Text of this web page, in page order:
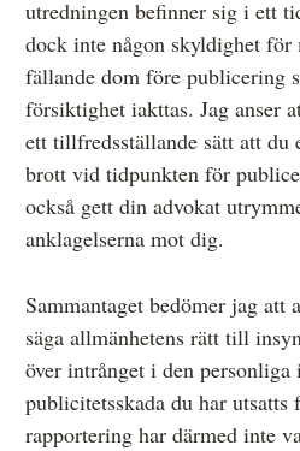
utredningen befinner sig i ett
dock inte någon skyldighet för
fällande dom före publicering
försiktighet iakttas. Jag anser
ett tillfredsställande sätt att du
brott vid tidpunkten för
också gett din advokat
anklagelserna mot dig.
Sammantaget bedömer jag
säga allmänhetens rätt till
över intrånget i den
publicitetsskada du har utsatts
rapportering har därmed inte